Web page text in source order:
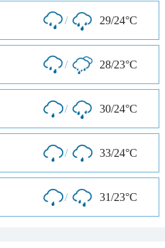
/ 29/24°C
/ 28/23°C
/ 30/24°C
/ 33/24°C
/ 31/23°C